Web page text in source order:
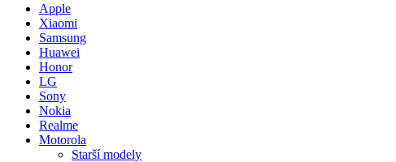
Apple
Xiaomi
Samsung
Huawei
Honor
LG
Sony
Nokia
Realme
Motorola
Starší modely